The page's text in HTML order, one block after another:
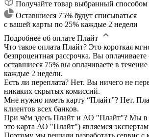
Получайте товар выбранный способом
Оставшиеся 75% будут списываться
с вашей карты по 25% каждые 2 недели
Подробнее об оплате Плайт
Что такое оплата Плайт? Это короткая
безпроцентная рассрочка. Вы оплачиваете
оставшиеся 75% вы оплачиваете в
каждые 2 недели.
Есть ли переплата? Нет. Вы ничего не
никаких скрытых комиссий.
Мне нужно иметь карту “Плайт”? Нет.
клиентов всех банков.
При чём здесь Плайт и АО "Плайт"? Мы в
это карта АО "Плайт") являемся
Поэтому мы решили разработать сервис с